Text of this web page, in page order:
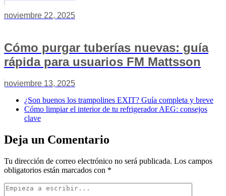
noviembre 22, 2025
Cómo purgar tuberías nuevas: guía
rápida para usuarios FM Mattsson
noviembre 13, 2025
¿Son buenos los trampolines EXIT? Guía completa y breve
Cómo limpiar el interior de tu refrigerador AEG: consejos
clave
Deja un Comentario
Tu dirección de correo electrónico no será publicada. Los campos
obligatorios están marcados con *